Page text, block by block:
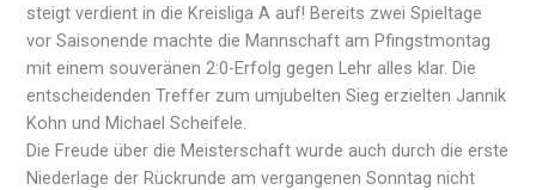
steigt verdient in die Kreisliga A auf! Bereits zwei Spieltage
vor Saisonende machte die Mannschaft am Pfingstmontag
mit einem souveränen 2:0-Erfolg gegen Lehr alles klar. Die
entscheidenden Treffer zum umjubelten Sieg erzielten Jannik
Kohn und Michael Scheifele.
Die Freude über die Meisterschaft wurde auch durch die erste
Niederlage der Rückrunde am vergangenen Sonntag nicht